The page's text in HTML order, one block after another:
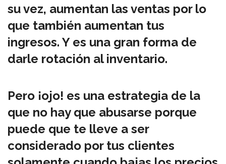
su vez, aumentan las ventas por lo
que también aumentan tus
ingresos. Y es una gran forma de
darle rotación al inventario.
Pero ¡ojo! es una estrategia de la
que no hay que abusarse porque
puede que te lleve a ser
considerado por tus clientes